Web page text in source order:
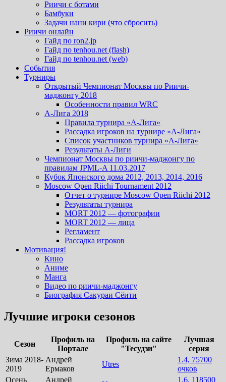
Риичи с ботами
Бамбуки
Задачи нани кири (что сбросить)
Риичи онлайн
Гайд по ron2.jp
Гайд по tenhou.net (flash)
Гайд по tenhou.net (web)
События
Турниры
Открытый Чемпионат Москвы по Риичи-
маджонгу 2018
Особенности правил WRC
А-Лига 2018
Правила турнира «А-Лига»
Рассадка игроков на турнире «А-Лига»
Список участников турнира «А-Лига»
Результаты А-Лиги
Чемпионат Москвы по риичи-маджонгу по
правилам JPML-A 11.03.2017
Кубок Японского дома 2012, 2013, 2014, 2016
Moscow Open Riichi Tournament 2012
Отчет о турнире Moscow Open Riichi 2012
Результаты турнира
MORT 2012 — фотографии
MORT 2012 — лица
Регламент
Рассадка игроков
Мотивация!
Кино
Аниме
Манга
Видео по риичи-маджонгу
Биография Сакураи Сёити
Лучшие игроки сезонов
Сезон
Профиль на
Портале
Профиль на сайте
"Тесудзи"
Лучшая
серия
Зима 2018-
2019
Андрей
Ермаков
Utres
1.4, 75700
очков
Осень
Андрей
1.6, 118500